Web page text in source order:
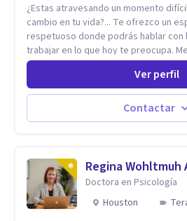
¿Estas atravesando un momento
cambio en tu vida?... Te ofrezco un
respetuoso donde podrás hablar con
trabajar en lo que hoy te preocupa. Me especializo en
Trastornos de Ansiedad y a lo largo
profesional he acompañado a muchas
distintas problemáticas como el
Autoestima, Gestión de la Ira,
Codependencia, Celos, entre otros.
Adolescentes y Adultos
Ver perfil
Contactar
Regina Wohltmuh
Doctora en Psicología
Houston